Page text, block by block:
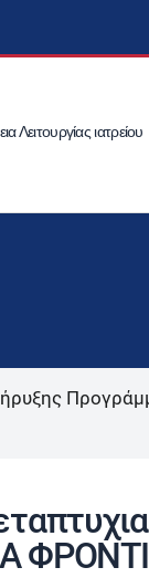
Λειτουργίας ιατρείου